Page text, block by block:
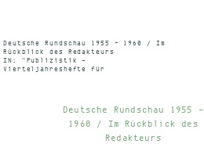
Deutsche Rundschau 1955 - 1960 / Im
Rückblick des Redakteurs
IN: "Publizistik –
Vierteljahreshefte für
Deutsche Rundschau 1955 –
1960 / Im Rückblick des
Redakteurs